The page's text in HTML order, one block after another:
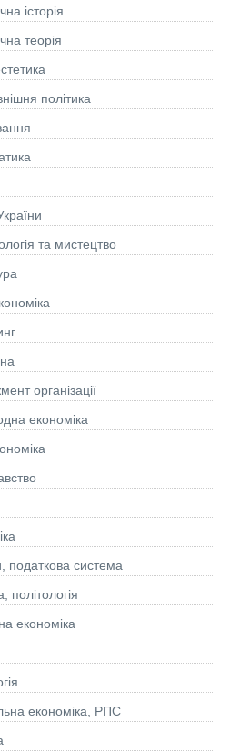
історія
теорія
політика
та мистецтво
організації
економіка
податкова система
політологія
економіка
економіка, РПС